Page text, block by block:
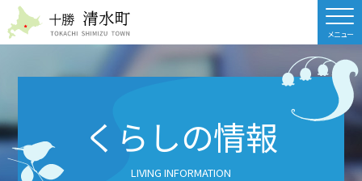
くらしの情報
LIVING INFORMATION